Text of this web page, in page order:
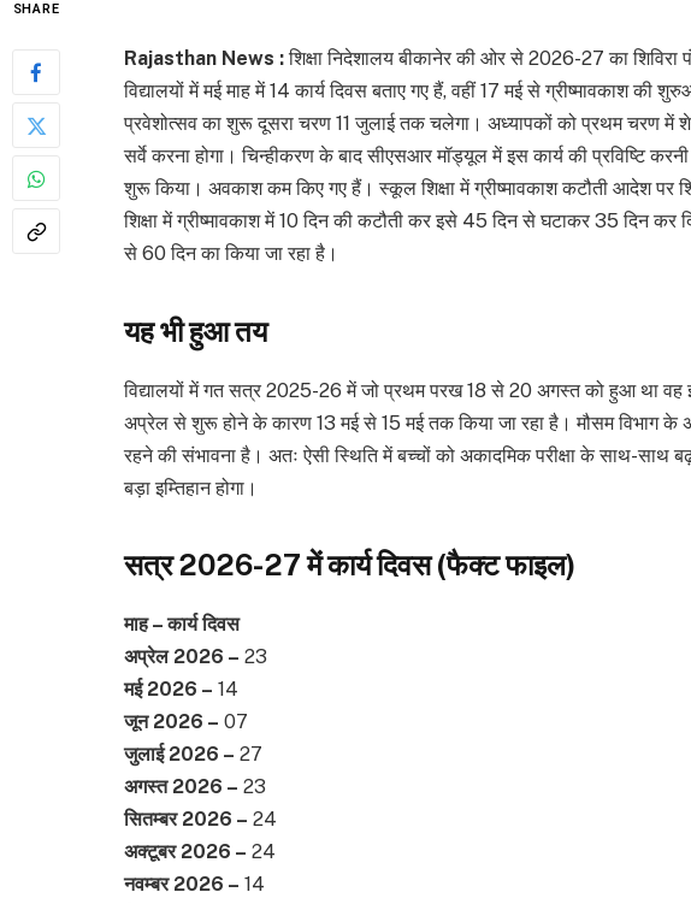
SHARE
Rajasthan News :शिक्षा निदेशालय बीकानेर की ओर से 2026-27 का शिविरा
विद्यालयों में मई माह में 14 कार्य दिवस बताए गए हैं, वहीं 17 मई से ग्रीष्मावकाश की
प्रवेशोत्सव का शुरू दूसरा चरण 11 जुलाई तक चलेगा। अध्यापकों को प्रथम चरण में
सर्वे करना होगा। चिन्हीकरण के बाद सीएसआर मॉड्यूल में इस कार्य की प्रविष्टि
शुरू किया। अवकाश कम किए गए हैं। स्कूल शिक्षा में ग्रीष्मावकाश कटौती आदेश पर
शिक्षा में ग्रीष्मावकाश में 10 दिन की कटौती कर इसे 45 दिन से घटाकर 35 दिन कर
से 60 दिन का किया जा रहा है।
यह भी हुआ तय
विद्यालयों में गत सत्र 2025-26 में जो प्रथम परख 18 से 20 अगस्त को हुआ था वह
अप्रेल से शुरू होने के कारण 13 मई से 15 मई तक किया जा रहा है। मौसम विभाग के
रहने की संभावना है। अतः ऐसी स्थिति में बच्चों को अकादमिक परीक्षा के साथ-साथ
बड़ा इम्तिहान होगा।
सत्र 2026-27 में कार्य दिवस (फैक्ट फाइल)
माह – कार्य दिवस
अप्रेल 2026 – 23
मई 2026 – 14
जून 2026 – 07
जुलाई 2026 – 27
अगस्त 2026 – 23
सितम्बर 2026 – 24
अक्टूबर 2026 – 24
नवम्बर 2026 – 14